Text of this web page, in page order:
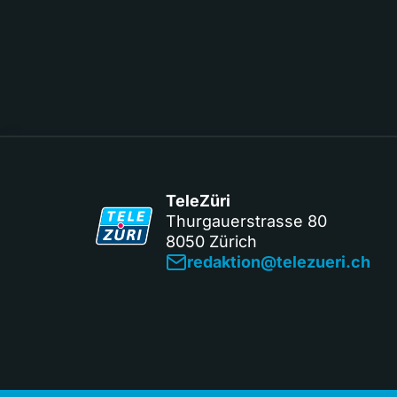
TeleZüri
Thurgauerstrasse 80
8050 Zürich
redaktion@telezueri.ch